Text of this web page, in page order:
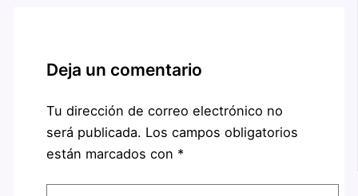
Deja un comentario
Tu dirección de correo electrónico no
será publicada. Los campos obligatorios
están marcados con *